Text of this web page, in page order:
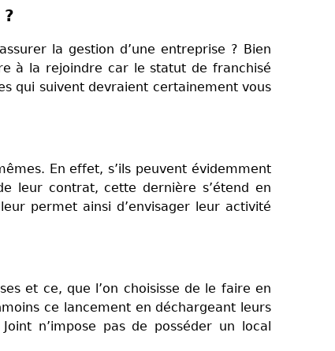
?
la gestion d’une entreprise ? Bien
à la rejoindre car le statut de franchisé
qui suivent devraient certainement vous
En effet, s’ils peuvent évidemment
leur contrat, cette dernière s’étend en
permet ainsi d’envisager leur activité
et ce, que l’on choisisse de le faire en
ce lancement en déchargeant leurs
n’impose pas de posséder un local